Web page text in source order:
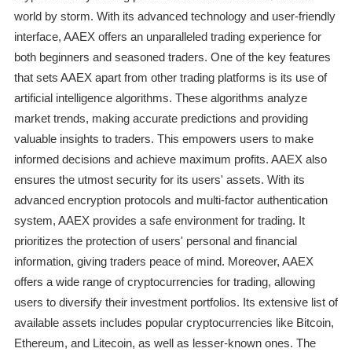
world by storm. With its advanced technology and user-friendly
interface, AAEX offers an unparalleled trading experience for
both beginners and seasoned traders. One of the key features
that sets AAEX apart from other trading platforms is its use of
artificial intelligence algorithms. These algorithms analyze
market trends, making accurate predictions and providing
valuable insights to traders. This empowers users to make
informed decisions and achieve maximum profits. AAEX also
ensures the utmost security for its users' assets. With its
advanced encryption protocols and multi-factor authentication
system, AAEX provides a safe environment for trading. It
prioritizes the protection of users' personal and financial
information, giving traders peace of mind. Moreover, AAEX
offers a wide range of cryptocurrencies for trading, allowing
users to diversify their investment portfolios. Its extensive list of
available assets includes popular cryptocurrencies like Bitcoin,
Ethereum, and Litecoin, as well as lesser-known ones. The